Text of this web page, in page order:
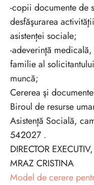
-copii documente de
desfăşurarea
asistenței sociale;
-adeverinţă
familie al
muncă;
Cererea şi
Biroul de resurse
Asistenţă Socială,
542027 .
DIRECTOR EXECUTIV,
MRAZ CRISTINA
Model de cerere